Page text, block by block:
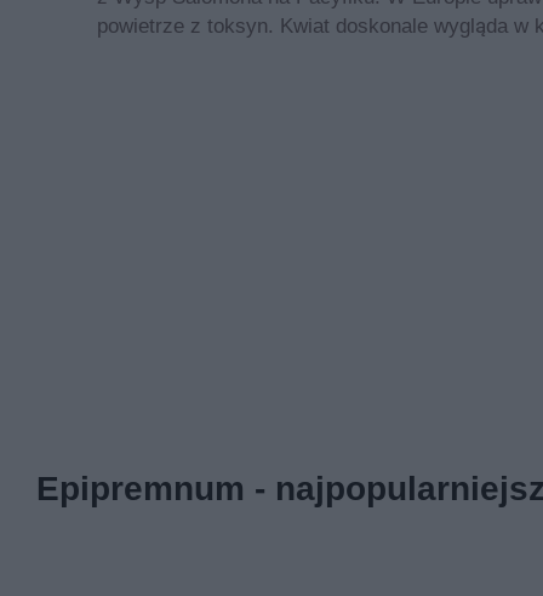
powietrze z toksyn. Kwiat doskonale wygląda w
Epipremnum -